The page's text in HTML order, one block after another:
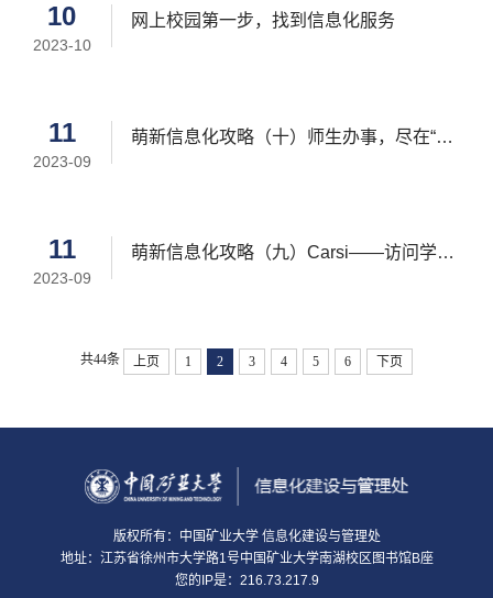
10
2023-10
网上校园第一步，找到信息化服务
11
2023-09
萌新信息化攻略（十）师生办事，尽在“一
11
2023-09
萌新信息化攻略（九）Carsi——访问学术
共44条 上页 1 2 3 4 5 6 下页
版权所有：中国矿业大学 信息化建设与管理处
地址：江苏省徐州市大学路1号中国矿业大学南湖校区图书馆B座
您的IP是：216.73.217.9